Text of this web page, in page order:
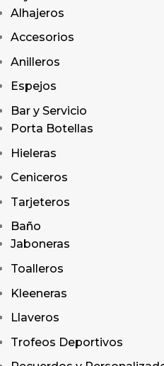
Alhajeros
Accesorios
Anilleros
Espejos
Bar y Servicio
Porta Botellas
Hieleras
Ceniceros
Tarjeteros
Baño
Jaboneras
Toalleros
Kleeneras
Llaveros
Trofeos Deportivos